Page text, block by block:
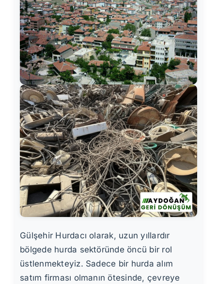
Gülşehir Hurdacı olarak, uzun yıllardır
bölgede hurda sektöründe öncü bir rol
üstlenmekteyiz. Sadece bir hurda alım
satım firması olmanın ötesinde, çevreye